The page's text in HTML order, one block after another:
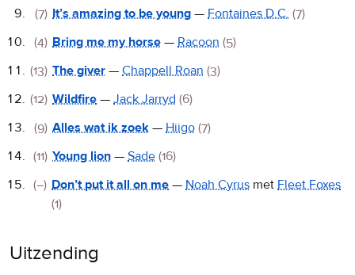
(7) It’s amazing to be young — Fontaines D.C. (7)
(4) Bring me my horse — Racoon (5)
(13) The giver — Chappell Roan (3)
(12) Wildfire — Jack Jarryd (6)
(9) Alles wat ik zoek — Hiigo (7)
(11) Young lion — Sade (16)
(–) Don’t put it all on me — Noah Cyrus met Fleet Foxes
(1)
Uitzending